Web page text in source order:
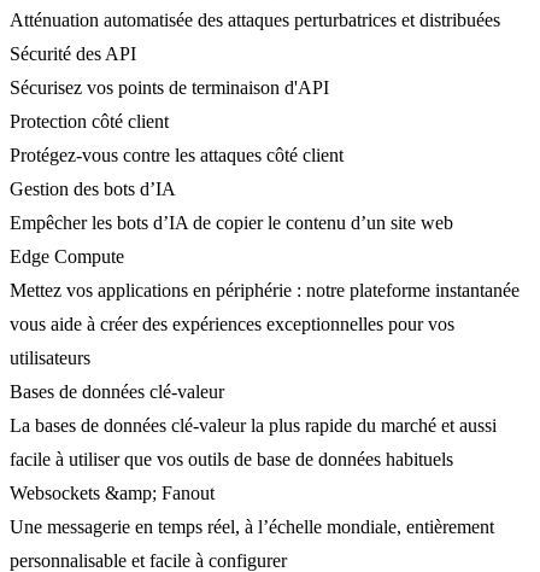
Atténuation automatisée des attaques perturbatrices et distribuées
Sécurité des API
Sécurisez vos points de terminaison d'API
Protection côté client
Protégez-vous contre les attaques côté client
Gestion des bots d’IA
Empêcher les bots d’IA de copier le contenu d’un site web
Edge Compute
Mettez vos applications en périphérie : notre plateforme instantanée
vous aide à créer des expériences exceptionnelles pour vos
utilisateurs
Bases de données clé-valeur
La bases de données clé-valeur la plus rapide du marché et aussi
facile à utiliser que vos outils de base de données habituels
Websockets &amp; Fanout
Une messagerie en temps réel, à l’échelle mondiale, entièrement
personnalisable et facile à configurer